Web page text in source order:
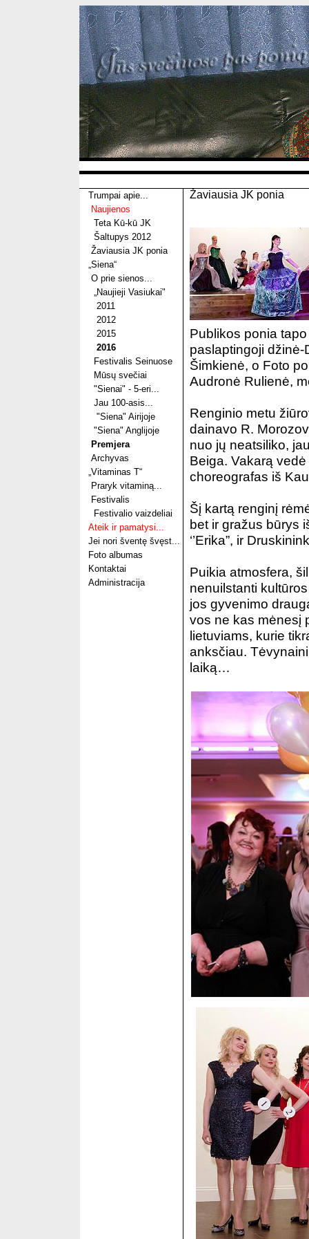
Trumpai apie...
Naujienos
Teta Kū-kū JK
Šaltupys 2012
Žaviausia JK ponia
„Siena“
O prie sienos...
„Naujieji Vasiukai"
2011
2012
2015
2016
Festivalis Seinuose
Mūsų svečiai
"Sienai" - 5-eri...
Jau 100-asis...
"Siena" Airijoje
"Siena" Anglijoje
Premjera
Archyvas
„Vitaminas T“
Praryk vitaminą...
Festivalis
Festivalio vaizdeliai
Ateik ir pamatysi...
Jei nori šventę švęst...
Foto albumas
Kontaktai
Administracija
Žaviausia JK ponia
Publikos ponia
paslaptingoji
Šimkienė, o Foto
Audronė Rulienė,
Renginio metu
dainavo R.
nuo jų neatsiliko,
Beiga. Vakarą
choreografas iš
Šį kartą renginį
bet ir gražus būrys
‘’Erika”, ir
Puikia atmosfera,
nenuilstanti
jos gyvenimo
vos ne kas mėnesį
lietuviams, kurie
anksčiau.
laiką…